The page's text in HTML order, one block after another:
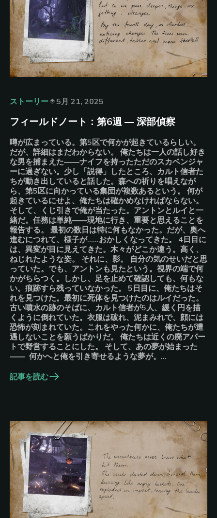
ストーリー 5月 21, 2025
フィールドノート：第6週 ― 深部偵察
噂が広まっている。第5区で何かが起きているらしい。
だが、詳細はまだわからない。 俺たちは一人の話し好き
な男を捕まえた――ナイフを持ったただのスカベンジャ
ーに過ぎない。少し「説得」したところ、カルト信者た
ちが動き出していると話した。森への祈りを唱えなが
ら、第5区に向かっている集団が複数あるという。 何が
起きているにせよ、俺たちは確かめなければならない。
そして、くじ引きで俺が当たった。アントンとルイと一
緒だ。任務は単純――現地に行き、重要と思えることを
報告する。 最初の数日は特に何もなかった。だが、奥へ
進むにつれて、様子が……おかしくなってきた。 4日目に
は、異変が目に見えてきた。木々がどこか違う。高く、
ねじれたような姿。 それに、影。 自分の気のせいだと思
っていた。でも、アントンも見たという。視界の端で何
かがちらつく。しかし、足を止めて確認しても、何もな
い。痕跡すら残っていなかった。 5日目に、俺たちはそ
れを見つけた。最初に死体を見つけたのはルイだった。
古い噴水の跡のそばに、カルト信者が5人、緩く円を描
くように倒れていた。衣服は破れ、泥まみれで、顔には
恐怖が刻まれていた。これをやった何かに、俺たちが遭
遇しないことを願うばかりだ。 俺たちは近くの廃アパー
トで野営することにした。 そして、あの夢が始まった
―― 何かへと俺を引き寄せるような夢が。…
記事を読む